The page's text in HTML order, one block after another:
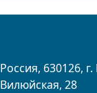
Россия, 630126,
Вилюйская, 28